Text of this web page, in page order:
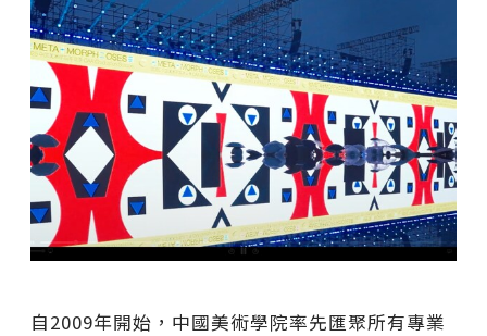
自2009年開始，中國美術學院率先匯聚所有專業